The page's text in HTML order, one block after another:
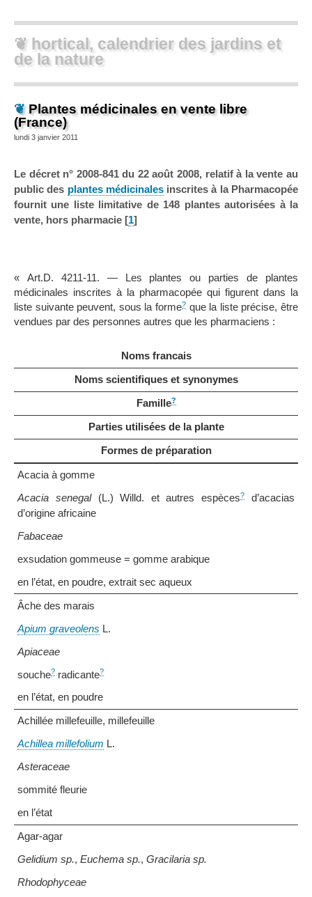
❦ hortical, calendrier des jardins et
de la nature
❦ Plantes médicinales en vente libre
(France)
lundi 3 janvier 2011
Le décret n° 2008-841 du 22 août 2008, relatif à la vente au
public des plantes médicinalesinscrites à la Pharmacopée
fournit une liste limitative de 148 plantes autorisées à la
vente, hors pharmacie [1]
« Art.D. 4211-11. ― Les plantes ou parties de plantes
médicinales inscrites à la pharmacopée qui figurent dans la
liste suivante peuvent, sous la forme? que la liste précise, être
vendues par des personnes autres que les pharmaciens :
Noms francais
Noms scientifiques et synonymes
Famille?
Parties utilisées de la plante
Formes de préparation
Acacia à gomme
Acacia senegal(L.) Willd. et autres espèces?d’acacias
d’origine africaine
Fabaceae
exsudation gommeuse = gomme arabique
en l’état, en poudre, extrait sec aqueux
Âche des marais
Apium graveolens L.
Apiaceae
souche? radicante?
en l’état, en poudre
Achillée millefeuille, millefeuille
Achillea millefolium L.
Asteraceae
sommité fleurie
en l’état
Agar-agar
Gelidium sp.,Euchema sp.,Gracilaria sp.
Rhodophyceae